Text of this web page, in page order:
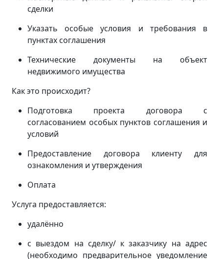
сделки
Указать особые условия и требования в
пунктах соглашения
Технические документы на объект
недвижимого имущества
Как это происходит?
Подготовка проекта договора с
согласованием особых пунктов соглашения и
условий
Предоставление договора клиенту для
ознакомления и утверждения
Оплата
Услуга предоставляется:
удалённо
с выездом на сделку/ к заказчику на адрес
(необходимо предварительное уведомление